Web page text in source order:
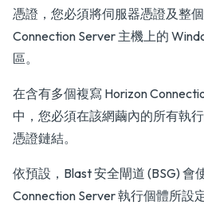
憑證，您必須將伺服器憑證及整
Connection Server 主機上的
區。
在含有多個複寫 Horizon
中，您必須在該網繭內的所有執
憑證鏈結。
依預設，Blast 安全閘道 (BSG) 會
Connection Server 執行個體所設